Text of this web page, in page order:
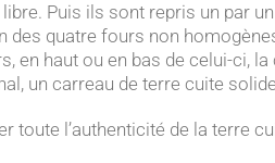
Puis ils sont repris un par
quatre fours non
en haut ou en bas de celui-ci,
un carreau de terre cuite
toute l’authenticité de la terre